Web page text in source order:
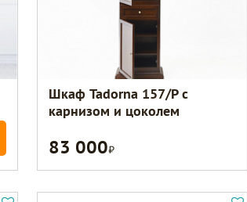
Шкаф Tadorna 157/Р с
карнизом и цоколем
83 000Р